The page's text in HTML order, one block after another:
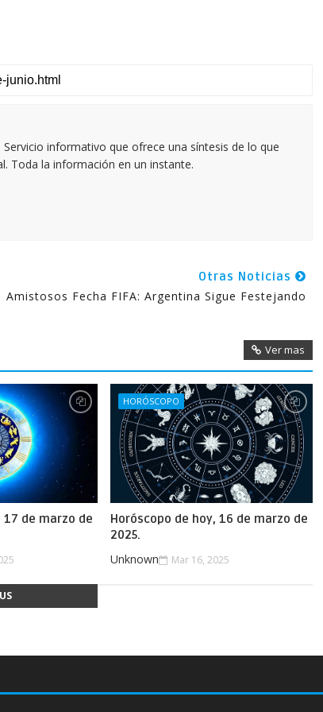
informativo que ofrece una síntesis de lo que
Toda la información en un instante.
Otras Noticias
Amistosos Fecha FIFA: Argentina Sigue Festejando
Ver mas
17 de marzo de
HORÓSCOPO
Horóscopo de hoy, 16 de marzo de
2025.
Unknown Mar 16, 2025